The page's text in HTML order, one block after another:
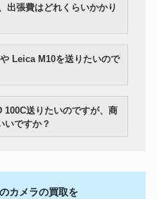
いですか？
カメラの買取を